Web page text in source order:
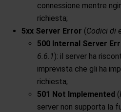
connessione mentre
richiesta;
5xx Server Error (Codici di
500 Internal Server
6.6.1): il server ha
imprevista che gli ha
richiesta;
501 Not Implemented (
server non supporta la